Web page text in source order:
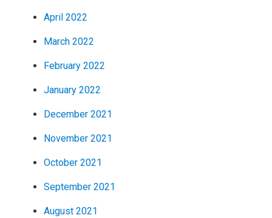
April 2022
March 2022
February 2022
January 2022
December 2021
November 2021
October 2021
September 2021
August 2021